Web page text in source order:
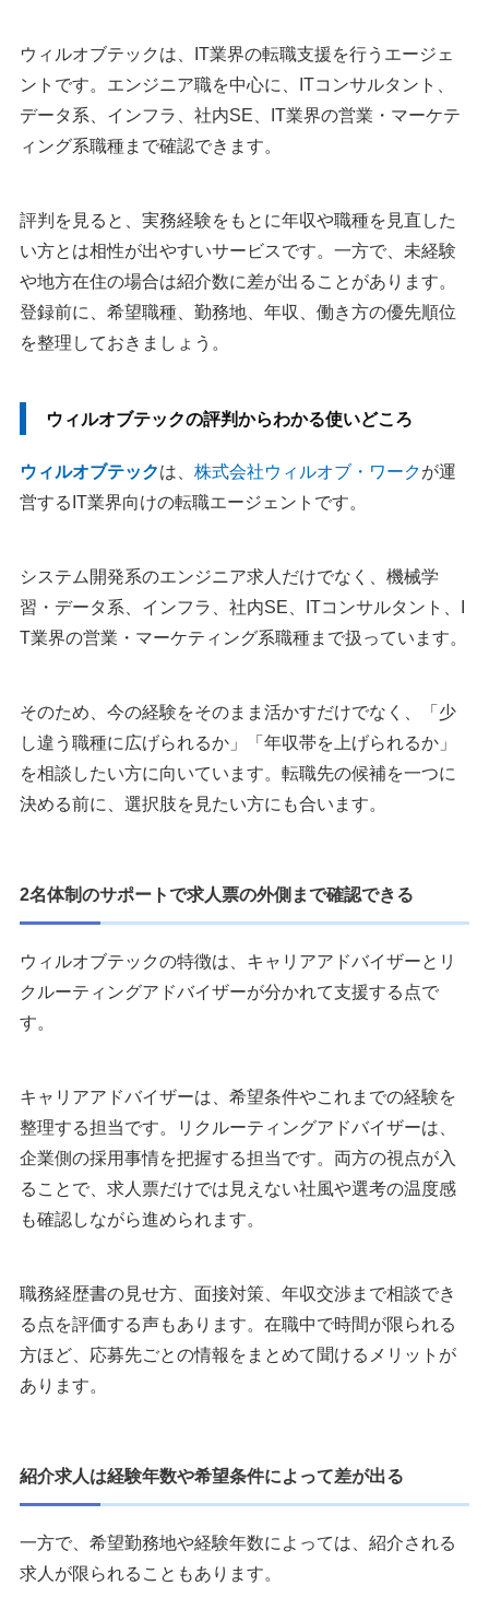
ウィルオブテックは、IT業界の転職支援を行うエージェ
ントです。エンジニア職を中心に、ITコンサルタント、
データ系、インフラ、社内SE、IT業界の営業・マーケテ
ィング系職種まで確認できます。
評判を見ると、実務経験をもとに年収や職種を見直した
い方とは相性が出やすいサービスです。一方で、未経験
や地方在住の場合は紹介数に差が出ることがあります。
登録前に、希望職種、勤務地、年収、働き方の優先順位
を整理しておきましょう。
ウィルオブテックの評判からわかる使いどころ
ウィルオブテックは、 株式会社ウィルオブ・ワークが運
営するIT業界向けの転職エージェントです。
システム開発系のエンジニア求人だけでなく、機械学
習・データ系、インフラ、社内SE、ITコンサルタント、I
T業界の営業・マーケティング系職種まで扱っています。
そのため、今の経験をそのまま活かすだけでなく、「少
し違う職種に広げられるか」「年収帯を上げられるか」
を相談したい方に向いています。転職先の候補を一つに
決める前に、選択肢を見たい方にも合います。
2名体制のサポートで求人票の外側まで確認できる
ウィルオブテックの特徴は、キャリアアドバイザーとリ
クルーティングアドバイザーが分かれて支援する点で
す。
キャリアアドバイザーは、希望条件やこれまでの経験を
整理する担当です。リクルーティングアドバイザーは、
企業側の採用事情を把握する担当です。両方の視点が入
ることで、求人票だけでは見えない社風や選考の温度感
も確認しながら進められます。
職務経歴書の見せ方、面接対策、年収交渉まで相談でき
る点を評価する声もあります。在職中で時間が限られる
方ほど、応募先ごとの情報をまとめて聞けるメリットが
あります。
紹介求人は経験年数や希望条件によって差が出る
一方で、希望勤務地や経験年数によっては、紹介される
求人が限られることもあります。